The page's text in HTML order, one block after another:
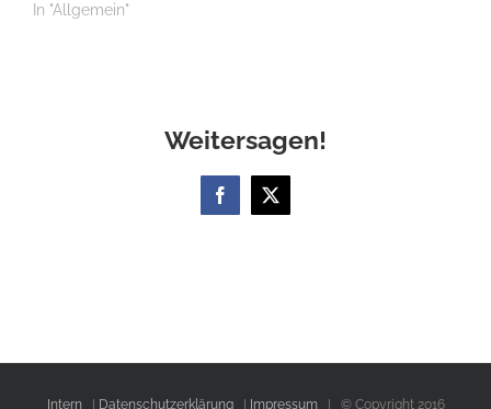
In "Allgemein"
Weitersagen!
Facebook
X
Intern Datenschutzerklärung| Impressum| © Copyright 2016